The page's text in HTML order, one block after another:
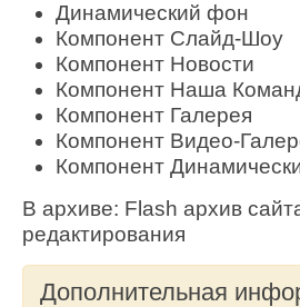
Динамический фон
Компонент Слайд-Шоу
Компонент Новости
Компонент Наша
Компонент Галерея
Компонент Видео-
Компонент
В архиве: Flash архив
редактирования
Дополнительная